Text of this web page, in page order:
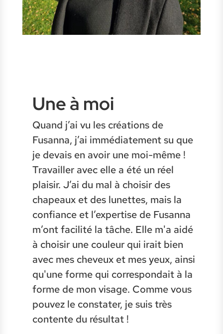
Une à moi
Quand j’ai vu les créations de
Fusanna, j’ai immédiatement su que
je devais en avoir une moi-même !
Travailler avec elle a été un réel
plaisir. J’ai du mal à choisir des
chapeaux et des lunettes, mais la
confiance et l’expertise de Fusanna
m’ont facilité la tâche. Elle m'a aidé
à choisir une couleur qui irait bien
avec mes cheveux et mes yeux, ainsi
qu'une forme qui correspondait à la
forme de mon visage. Comme vous
pouvez le constater, je suis très
contente du résultat !